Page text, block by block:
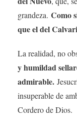
grandeza. Como
que el del
La realidad, no
y humildad
admirable.
insuperable de
Cordero de Dios.